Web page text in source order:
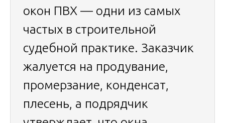
окон ПВХ — одни из самых
частых в строительной
судебной практике. Заказчик
жалуется на продувание,
промерзание, конденсат,
плесень, а подрядчик